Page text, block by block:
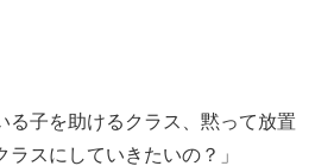
る子を助けるクラス、黙って放置
スにしていきたいの？」